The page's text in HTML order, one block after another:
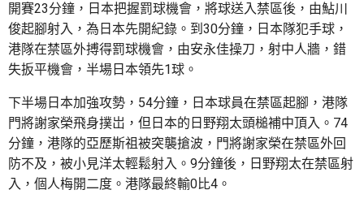
開賽23分鐘，日本把握罰球機會，將球送入禁區後，由鮎川
俊起腳射入，為日本先開紀錄。到30分鐘，日本隊犯手球，
港隊在禁區外搏得罰球機會，由安永佳操刀，射中人牆，錯
失扳平機會，半場日本領先1球。
下半場日本加強攻勢，54分鐘，日本球員在禁區起腳，港隊
門將謝家榮飛身撲岀，但日本的日野翔太頭槌補中頂入。74
分鐘，港隊的亞歷斯祖被突襲搶波，門將謝家榮在禁區外回
防不及，被小見洋太輕鬆射入。9分鐘後，日野翔太在禁區射
入，個人梅開二度。港隊最終輸0比4。